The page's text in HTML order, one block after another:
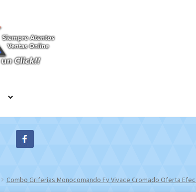
Combo Griferias Monocomando Fv Vivace Cromado Oferta